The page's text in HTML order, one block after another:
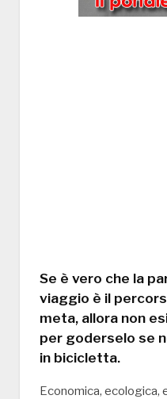
Se è vero che la
viaggio è il
meta, allora non
per goderselo se
in bicicletta.
Economica, ecologica,